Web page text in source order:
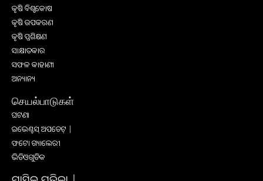
କୃଷି ବିଶ୍ବକୋଷ
କୃଷି ଉପକରଣ
କୃଷି ପ୍ରଶିକ୍ଷଣ
ସାକ୍ଷାତକାର
ସଫଳ କାହାଣୀ
ଅନ୍ୟାନ୍ୟ
செயல்பாடுகள்
ଘଟଣା
ଇଭେଣ୍ଟସ୍ ଅପଡେଟ୍ |
ଫଟୋ ଗ୍ୟାଲେରୀ
ଭିଡିଓଗୁଡିକ